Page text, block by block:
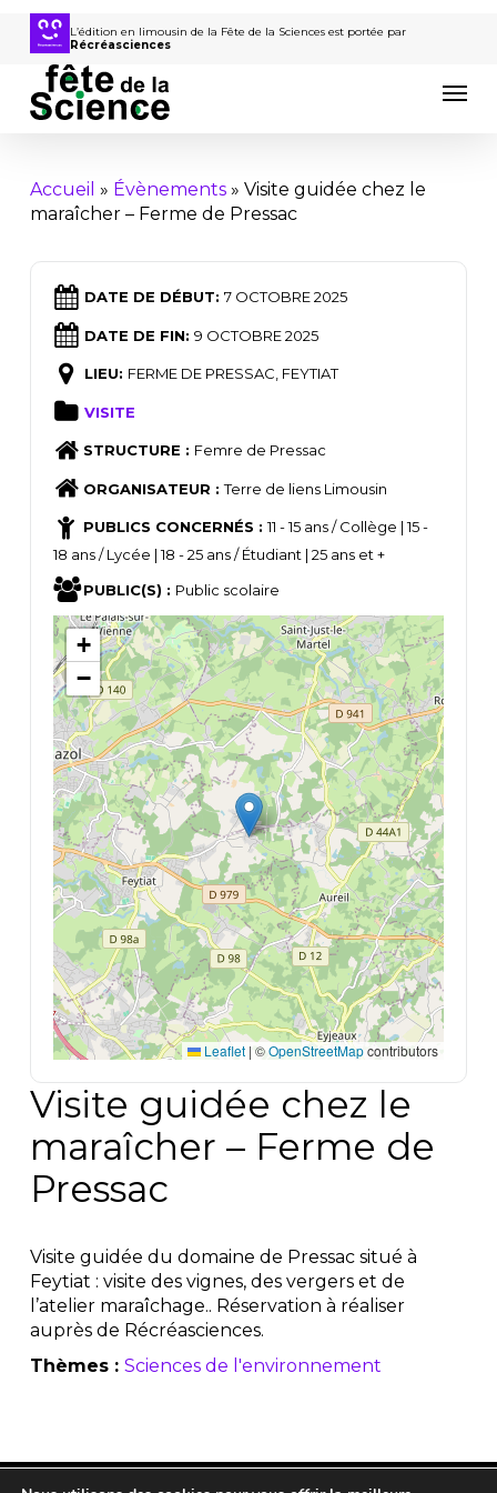
Passer
contenu
principal
L’édition en limousin de la Fête de la Sciences est portée par
Récréasciences
Accueil » Évènements» Visite guidée chez le
maraîcher – Ferme de Pressac
DATE DE DÉBUT: 7 OCTOBRE 2025
DATE DE FIN: 9 OCTOBRE 2025
LIEU: FERME DE PRESSAC, FEYTIAT
VISITE
STRUCTURE : Femre de Pressac
ORGANISATEUR :Terre de liens Limousin
PUBLICS CONCERNÉS :11 - 15 ans / Collège | 15 -
18 ans / Lycée | 18 - 25 ans / Étudiant | 25 ans et +
PUBLIC(S) : Public scolaire
+
−
Leaflet | ©OpenStreetMapcontributors
Visite guidée chez le
maraîcher – Ferme de
Pressac
Visite guidée du domaine de Pressac situé à
Feytiat : visite des vignes, des vergers et de
l’atelier maraîchage.. Réservation à réaliser
auprès de Récréasciences.
Thèmes : Sciences de l'environnement